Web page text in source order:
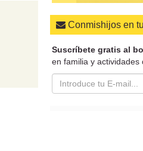
Conmishijos en
Suscríbete gratis al
en familia y actividades